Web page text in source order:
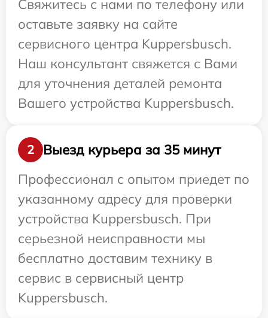
Свяжитесь с нами по телефону или
оставьте заявку на сайте
сервисного центра Kuppersbusch.
Наш консультант свяжется с Вами
для уточнения деталей ремонта
Вашего устройства Kuppersbusch.
2
Выезд курьера за 35 минут
Профессионал с опытом приедет по
указанному адресу для проверки
устройства Kuppersbusch. При
серьезной неисправности мы
бесплатно доставим технику в
сервис в сервисный центр
Kuppersbusch.